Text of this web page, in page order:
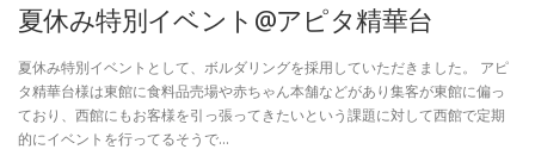
夏休み特別イベント@アピタ精華台
夏休み特別イベントとして、ボルダリングを採用していただきました。 アピ
タ精華台様は東館に食料品売場や赤ちゃん本舗などがあり集客が東館に偏っ
ており、西館にもお客様を引っ張ってきたいという課題に対して西館で定期
的にイベントを行ってるそうで…